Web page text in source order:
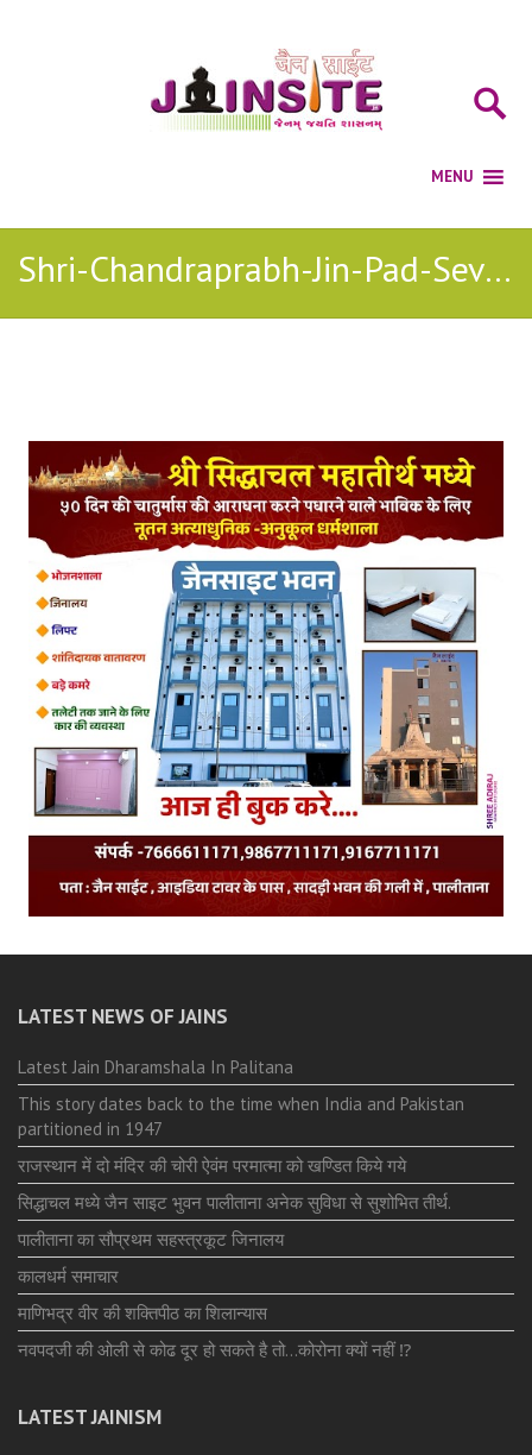
Shri-Chandraprabh-Jin-Pad-Seva jain mp3
LATEST NEWS OF JAINS
Latest Jain Dharamshala In Palitana
This story dates back to the time when India and Pakistan
partitioned in 1947
राजस्थान में दो मंदिर की चोरी ऐवंम परमात्मा को खण्डित किये गये
सिद्धाचल मध्ये जैन साइट भुवन पालीताना अनेक सुविधा से सुशोभित तीर्थ.
पालीताना का सौप्रथम सहस्त्रकूट जिनालय
कालधर्म समाचार
माणिभद्र वीर की शक्तिपीठ का शिलान्यास
नवपदजी की ओली से कोढ दूर हो सकते है तो…कोरोना क्यों नहीं ⁉️
LATEST JAINISM